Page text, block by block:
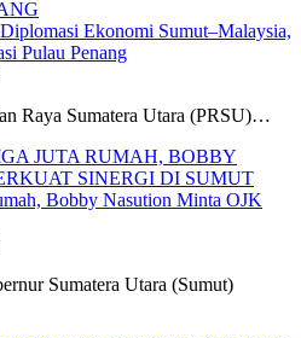
Ekonomi Sumut–Malaysia,
Pulau Penang
Raya Sumatera Utara (PRSU)…
Bobby Nasution Minta OJK
Sumatera Utara (Sumut)